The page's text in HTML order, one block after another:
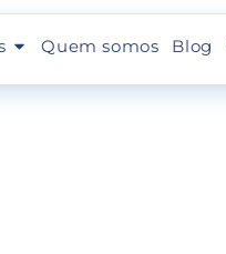
Quem somos Blog